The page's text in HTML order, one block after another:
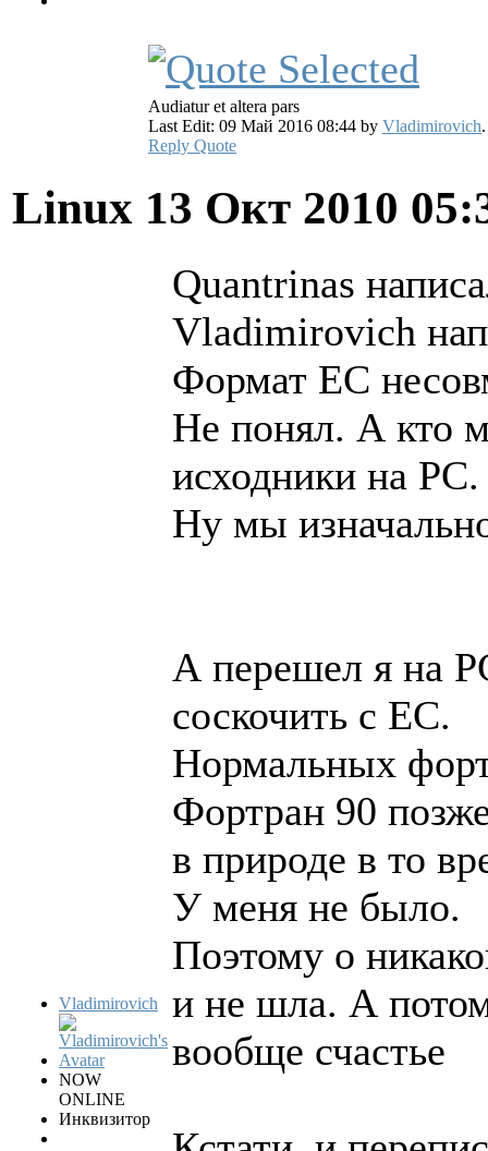
Audiatur et altera pars
Last Edit: 09 Май 2016 08:44 by Vladimirovich.
Reply Quote
Linux 13 Окт 2010
Vladimirovich
NOW
ONLINE
Инквизитор
Quantrinas
Vladimirovich
Формат ЕС
Не понял. А кто
исходники на PC.
Ну мы
А перешел я на
соскочить с ЕС.
Нормальных
Фортран 90
в природе в то
У меня не было.
Поэтому о
и не шла. А
вообще счастье